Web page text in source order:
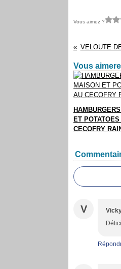
Vous aimez ?
VELOUTE
Vous
ET
CECOFRY
V